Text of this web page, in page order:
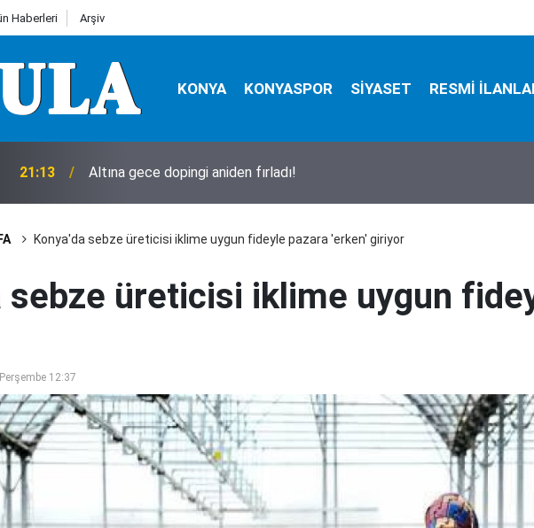
Haberleri Arşiv
KONYA KONYASPOR SİYASET RESMİ
18:00 Konya’da bugün neler oldu? İşte 5 Ağustos Çarşamba günü olup
Konya'da sebze üreticisi iklime uygun fideyle pazara 'erken' giriyor
sebze üreticisi iklime uygun
12:37